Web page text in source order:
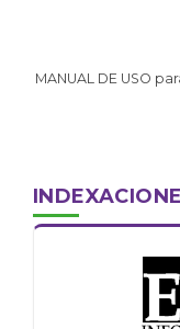
MANUAL DE USO